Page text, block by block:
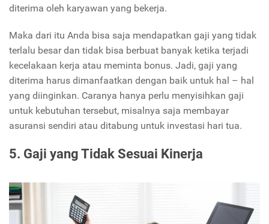
diterima oleh karyawan yang bekerja.
Maka dari itu Anda bisa saja mendapatkan gaji yang tidak
terlalu besar dan tidak bisa berbuat banyak ketika terjadi
kecelakaan kerja atau meminta bonus. Jadi, gaji yang
diterima harus dimanfaatkan dengan baik untuk hal – hal
yang diinginkan. Caranya hanya perlu menyisihkan gaji
untuk kebutuhan tersebut, misalnya saja membayar
asuransi sendiri atau ditabung untuk investasi hari tua.
5. Gaji yang Tidak Sesuai Kinerja